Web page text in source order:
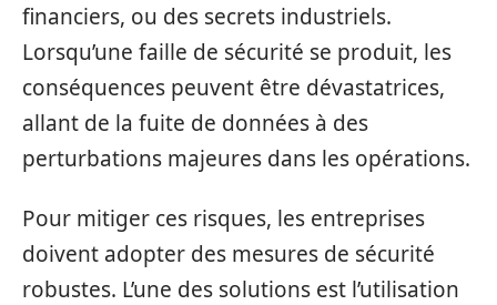
financiers, ou des secrets industriels.
Lorsqu’une faille de sécurité se produit, les
conséquences peuvent être dévastatrices,
allant de la fuite de données à des
perturbations majeures dans les opérations.
Pour mitiger ces risques, les entreprises
doivent adopter des mesures de sécurité
robustes. L’une des solutions est l’utilisation